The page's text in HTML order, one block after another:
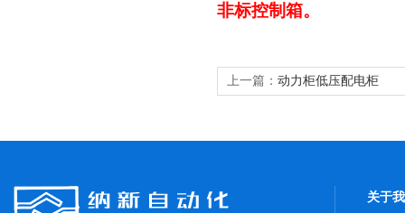
非标控制箱。
上一篇： 动力柜低压配电柜
关于